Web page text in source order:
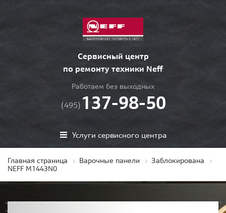
Сервисный центр
по ремонту техники Neff
Работаем без выходных
(495) 137-98-50
Услуги сервисного центра
Главная страница Варочные панели
Заблокирована
NEFF M1443N0